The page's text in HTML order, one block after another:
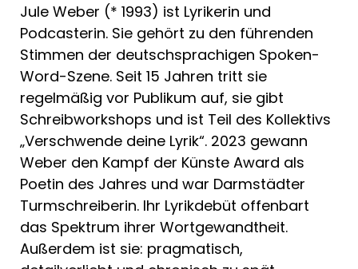
Jule Weber (* 1993) ist Lyrikerin und
Podcasterin. Sie gehört zu den führenden
Stimmen der deutschsprachigen Spoken-
Word-Szene. Seit 15 Jahren tritt sie
regelmäßig vor Publikum auf, sie gibt
Schreibworkshops und ist Teil des Kollektivs
„Verschwende deine Lyrik“. 2023 gewann
Weber den Kampf der Künste Award als
Poetin des Jahres und war Darmstädter
Turmschreiberin. Ihr Lyrikdebüt offenbart
das Spektrum ihrer Wortgewandtheit.
Außerdem ist sie: pragmatisch,